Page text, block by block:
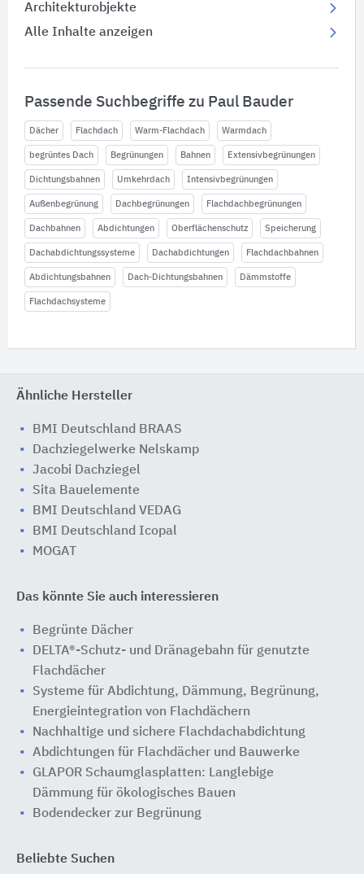
Architekturobjekte
Alle Inhalte anzeigen
Passende Suchbegriffe zu Paul Bauder
Dächer Flachdach Warm-Flachdach Warmdach
begrüntes Dach Begrünungen Bahnen Extensivbegrünungen
Dichtungsbahnen Umkehrdach Intensivbegrünungen
Außenbegrünung Dachbegrünungen Flachdachbegrünungen
Dachbahnen Abdichtungen Oberflächenschutz Speicherung
Dachabdichtungssysteme Dachabdichtungen Flachdachbahnen
Abdichtungsbahnen Dach-Dichtungsbahnen Dämmstoffe
Flachdachsysteme
Ähnliche Hersteller
BMI Deutschland BRAAS
Dachziegelwerke Nelskamp
Jacobi Dachziegel
Sita Bauelemente
BMI Deutschland VEDAG
BMI Deutschland Icopal
MOGAT
Das könnte Sie auch interessieren
Begrünte Dächer
DELTA®-Schutz- und Dränagebahn für genutzte
Flachdächer
Systeme für Abdichtung, Dämmung, Begrünung,
Energieintegration von Flachdächern
Nachhaltige und sichere Flachdachabdichtung
Abdichtungen für Flachdächer und Bauwerke
GLAPOR Schaumglasplatten: Langlebige
Dämmung für ökologisches Bauen
Bodendecker zur Begrünung
Beliebte Suchen